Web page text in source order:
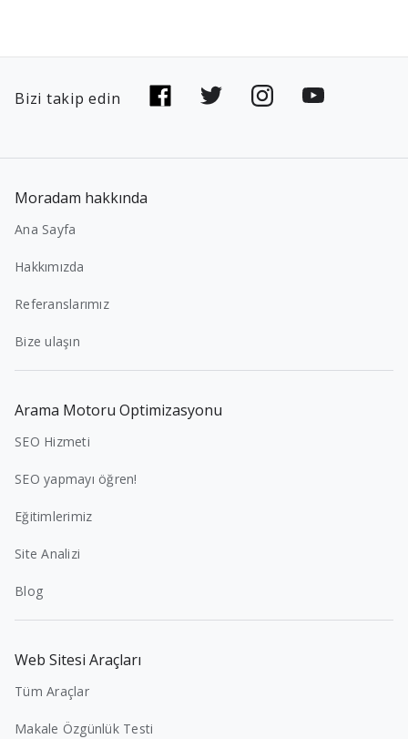
Bizi takip edin
Moradam hakkında
Ana Sayfa
Hakkımızda
Referanslarımız
Bize ulaşın
Arama Motoru Optimizasyonu
SEO Hizmeti
SEO yapmayı öğren!
Eğitimlerimiz
Site Analizi
Blog
Web Sitesi Araçları
Tüm Araçlar
Makale Özgünlük Testi